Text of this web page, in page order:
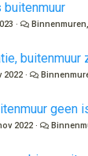
buitenmuur
2022
geen
2022